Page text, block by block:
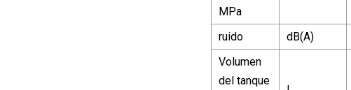
MPa
ruido dB(A)
Volumen
del tanque